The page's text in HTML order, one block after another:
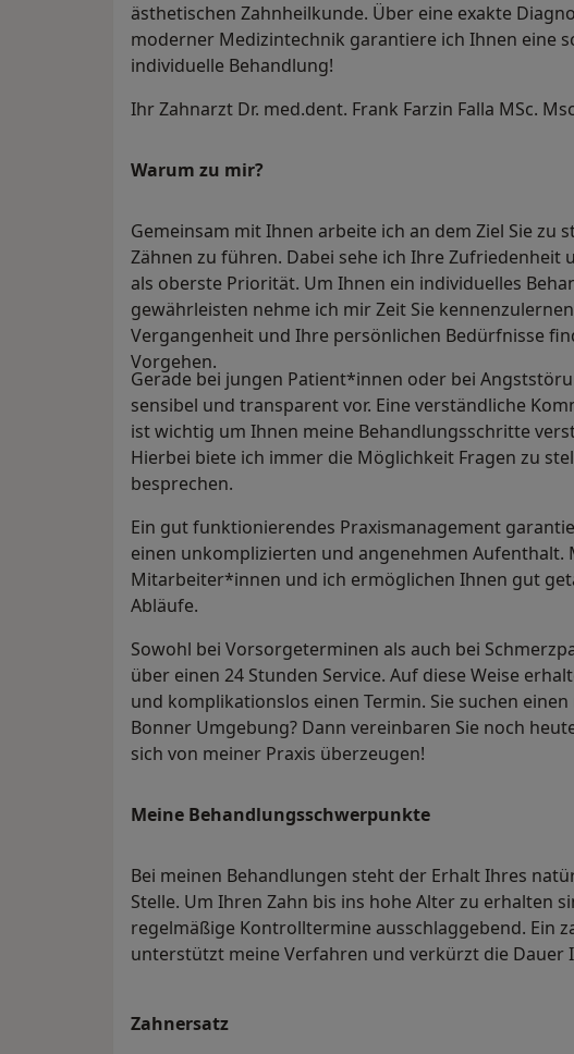
ästhetischen Zahnheilkunde. Über eine exakte
moderner Medizintechnik garantiere ich Ihnen eine
individuelle Behandlung!
Ihr Zahnarzt Dr. med.dent. Frank Farzin Falla MSc.
Warum zu mir?
Gemeinsam mit Ihnen arbeite ich an dem Ziel Sie zu
Zähnen zu führen. Dabei sehe ich Ihre Zufriedenheit
als oberste Priorität. Um Ihnen ein individuelles
gewährleisten nehme ich mir Zeit Sie
Vergangenheit und Ihre persönlichen Bedürfnisse
Vorgehen.
Gerade bei jungen Patient*innen oder bei
sensibel und transparent vor. Eine verständliche
ist wichtig um Ihnen meine Behandlungsschritte
Hierbei biete ich immer die Möglichkeit Fragen zu
besprechen.
Ein gut funktionierendes Praxismanagement
einen unkomplizierten und angenehmen Aufenthalt.
Mitarbeiter*innen und ich ermöglichen Ihnen gut
Abläufe.
Sowohl bei Vorsorgeterminen als auch bei
über einen 24 Stunden Service. Auf diese Weise
und komplikationslos einen Termin. Sie suchen
Bonner Umgebung? Dann vereinbaren Sie noch
sich von meiner Praxis überzeugen!
Meine Behandlungs­schwerpunkte
Bei meinen Behandlungen steht der Erhalt Ihres
Stelle. Um Ihren Zahn bis ins hohe Alter zu erhalten
regelmäßige Kontrolltermine ausschlaggebend. Ein
unterstützt meine Verfahren und verkürzt die Dauer
Zahnersatz